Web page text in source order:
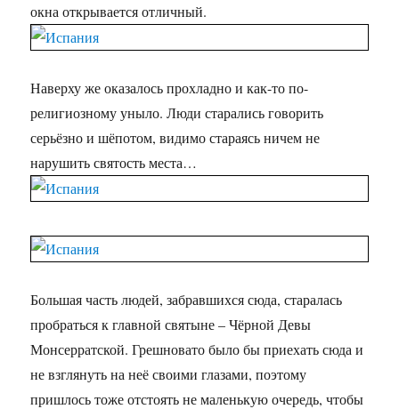
окна открывается отличный.
Наверху же оказалось прохладно и как-то по-
религиозному уныло. Люди старались говорить
серьёзно и шёпотом, видимо стараясь ничем не
нарушить святость места…
Большая часть людей, забравшихся сюда, старалась
пробраться к главной святыне – Чёрной Девы
Монсерратской. Грешновато было бы приехать сюда и
не взглянуть на неё своими глазами, поэтому
пришлось тоже отстоять не маленькую очередь, чтобы